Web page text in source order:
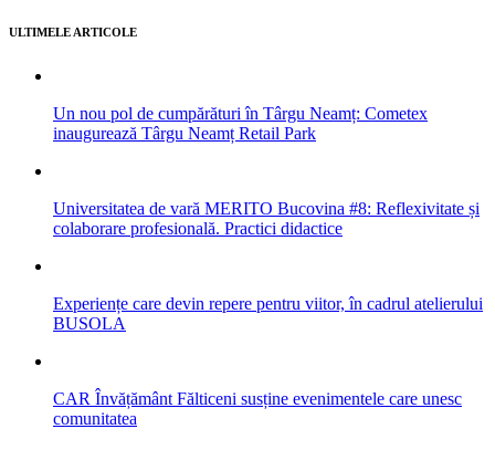
ULTIMELE ARTICOLE
Un nou pol de cumpărături în Târgu Neamț: Cometex
inaugurează Târgu Neamț Retail Park
Universitatea de vară MERITO Bucovina #8: Reflexivitate și
colaborare profesională. Practici didactice
Experiențe care devin repere pentru viitor, în cadrul atelierului
BUSOLA
CAR Învățământ Fălticeni susține evenimentele care unesc
comunitatea